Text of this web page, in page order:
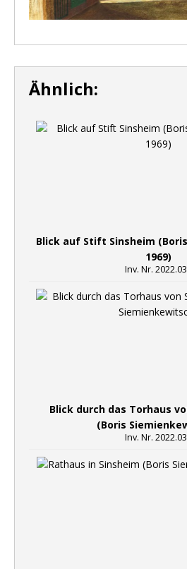
Ähnlich:
Blick auf Stift Sinsheim
1969)
Inv. Nr.
Blick durch das Torhaus
(Boris
Inv. Nr.